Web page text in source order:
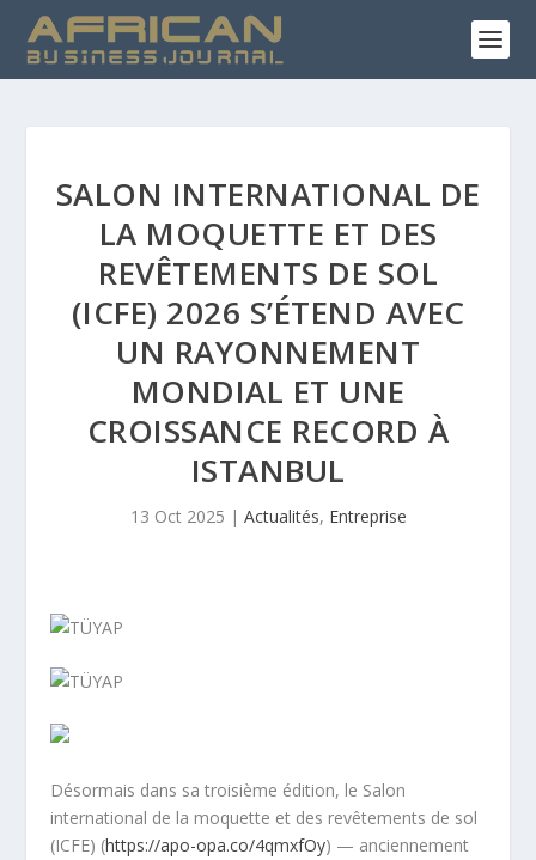
SALON INTERNATIONAL DE
LA MOQUETTE ET DES
REVÊTEMENTS DE SOL
(ICFE) 2026 S’ÉTEND AVEC
UN RAYONNEMENT
MONDIAL ET UNE
CROISSANCE RECORD À
ISTANBUL
13 Oct 2025 | Actualités, Entreprise
Désormais dans sa troisième édition, le Salon
international de la moquette et des revêtements de sol
(ICFE) (https://apo-opa.co/4qmxfOy) — anciennement